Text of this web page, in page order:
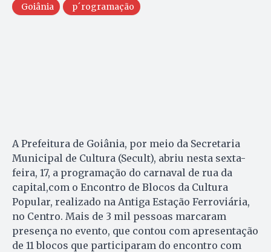
Goiânia
p´rogramação
A Prefeitura de Goiânia, por meio da Secretaria
Municipal de Cultura (Secult), abriu nesta sexta-
feira, 17, a programação do carnaval de rua da
capital,com o Encontro de Blocos da Cultura
Popular, realizado na Antiga Estação Ferroviária,
no Centro. Mais de 3 mil pessoas marcaram
presença no evento, que contou com apresentação
de 11 blocos que participaram do encontro com